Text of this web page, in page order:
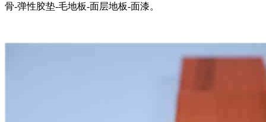
骨-弹性胶垫-毛地板-面层地板-面漆。